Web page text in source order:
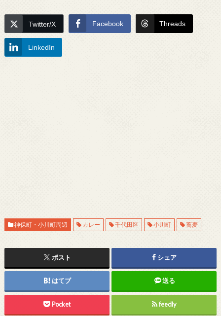
Twitter/X Facebook Threads
LinkedIn
神保町・小川町周辺 カレー 千代田区 小川町 蕎麦
ポスト シェア
はてブ 送る
Pocket feedly